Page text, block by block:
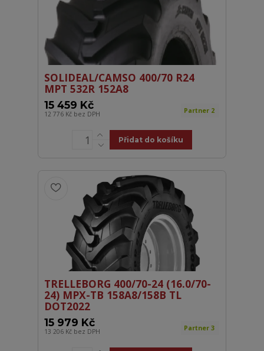
SOLIDEAL/CAMSO 400/70 R24
MPT 532R 152A8
15 459 Kč
12 776 Kč bez DPH Partner 2
Přidat do košíku
TRELLEBORG 400/70-24 (16.0/70-
24) MPX-TB 158A8/158B TL
DOT2022
15 979 Kč
13 206 Kč bez DPH Partner 3